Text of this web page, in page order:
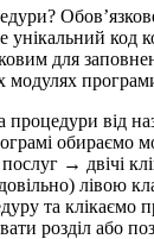
код
для
модулях
процедури від
обираємо
→ двічі
довільно) лівою
та клікаємо
розділ або